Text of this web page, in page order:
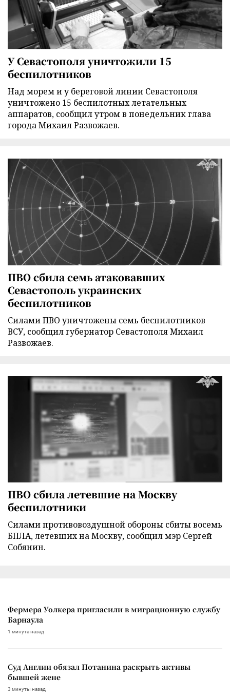
У Севастополя уничтожили 15
беспилотников
Над морем и у береговой линии Севастополя
уничтожено 15 беспилотных летательных
аппаратов, сообщил утром в понедельник глава
города Михаил Развожаев.
ПВО сбила семь атаковавших
Севастополь украинских
беспилотников
Силами ПВО уничтожены семь беспилотников
ВСУ, сообщил губернатор Севастополя Михаил
Развожаев.
ПВО сбила летевшие на Москву
беспилотники
Силами противовоздушной обороны сбиты восемь
БПЛА, летевших на Москву, сообщил мэр Сергей
Собянин.
Фермера Уолкера пригласили в миграционную службу
Барнаула
1 минута назад
Суд Англии обязал Потанина раскрыть активы
бывшей жене
3 минуты назад